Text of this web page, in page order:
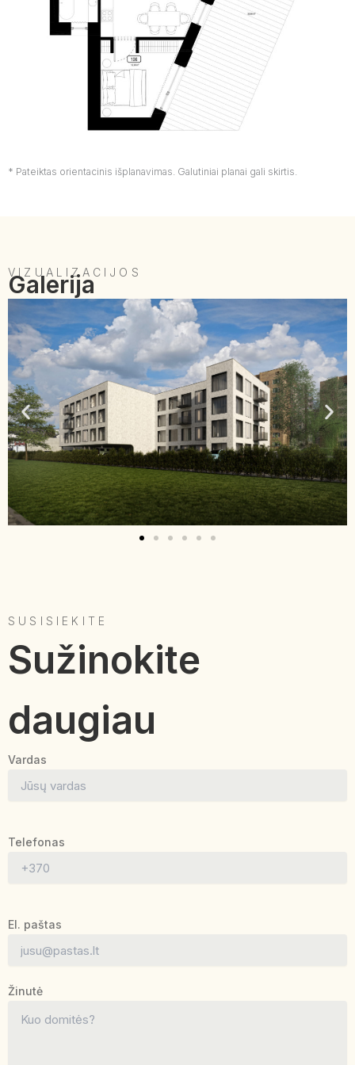
* Pateiktas orientacinis išplanavimas. Galutiniai planai gali skirtis.
VIZUALIZACIJOS
Galerija
SUSISIEKITE
Sužinokite
daugiau
Vardas
Telefonas
El. paštas
Žinutė